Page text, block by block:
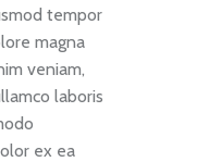
tempor
magna
veniam,
laboris
ex ea